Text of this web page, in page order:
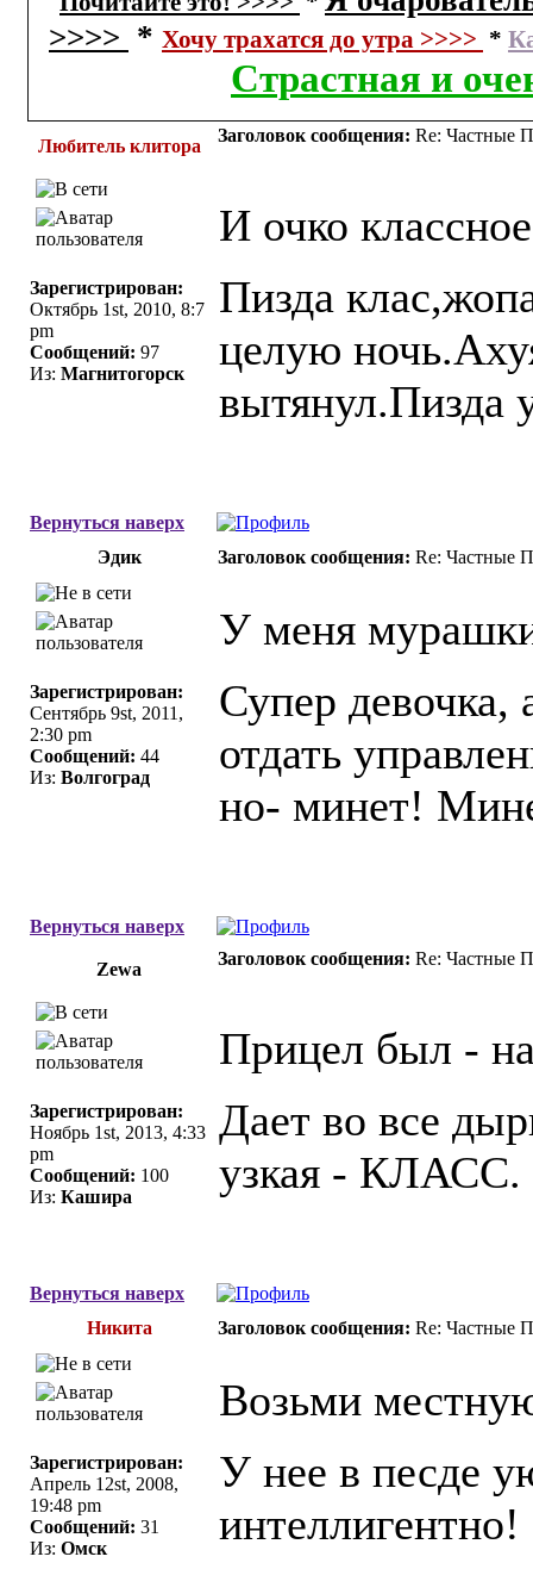
>>>> * Хочу трахатся до утра >>>> *
Страстная и
Любитель клитора
Заголовок сообщения: Re: Частные
Зарегистрирован:
Октябрь 1st, 2010, 8:7
pm
Сообщений: 97
Из: Магнитогорск
И очко
Пизда
целую
вытянул.Пизда
Вернуться наверх
Эдик
Заголовок сообщения: Re: Частные
Зарегистрирован:
Сентябрь 9st, 2011,
2:30 pm
Сообщений: 44
Из: Волгоград
У меня
Супер
отдать
но- минет!
Вернуться наверх
Zewa
Заголовок сообщения: Re: Частные
Зарегистрирован:
Ноябрь 1st, 2013, 4:33
pm
Сообщений: 100
Из: Кашира
Прицел был -
Дает во все
узкая - КЛАСС.
Вернуться наверх
Никита
Заголовок сообщения: Re: Частные
Зарегистрирован:
Апрель 12st, 2008,
19:48 pm
Сообщений: 31
Из: Омск
Возьми
У нее в песде